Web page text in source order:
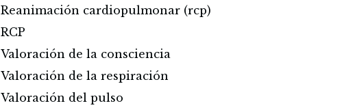
Reanimación cardiopulmonar (rcp)
RCP
Valoración de la consciencia
Valoración de la respiración
Valoración del pulso